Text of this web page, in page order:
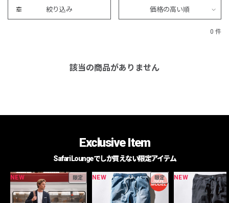
絞り込み 価格の高い順
0 件
該当の商品がありません
Exclusive Item
Safari Loungeでしか買えない限定アイテム
NEW 限定 NEW 限定 NEW